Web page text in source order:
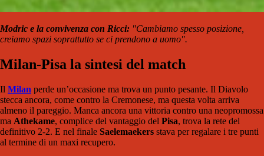
Modric e la convivenza con Ricci: "Cambiamo spesso posizione,
creiamo spazi soprattutto se ci prendono a uomo".
Milan-Pisa la sintesi del match
Il Milan perde un’occasione ma trova un punto pesante. Il Diavolo
stecca ancora, come contro la Cremonese, ma questa volta arriva
almeno il pareggio. Manca ancora una vittoria contro una neopromossa
ma Athekame, complice del vantaggio del Pisa, trova la rete del
definitivo 2-2. E nel finale Saelemaekers stava per regalare i tre punti
al termine di un maxi recupero.